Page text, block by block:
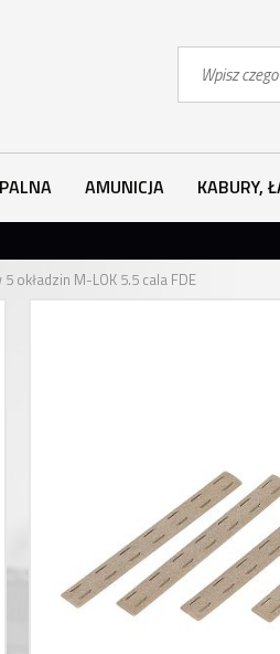
AMUNICJA KABURY,
okładzin M-LOK 5.5 cala FDE